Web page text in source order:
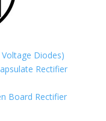
Diodes)
Rectifier
Board Rectifier